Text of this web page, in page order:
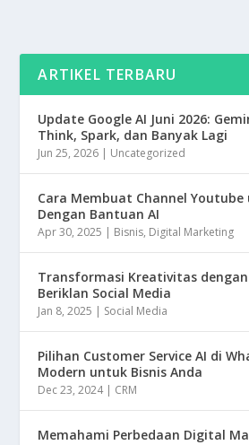
ARTIKEL TERBARU
Update Google AI Juni 2026:
Think, Spark, dan Banyak Lagi
Jun 25, 2026 | Uncategorized
Cara Membuat Channel Youtube
Dengan Bantuan AI
Apr 30, 2025 | Bisnis, Digital Marketing
Transformasi Kreativitas
Beriklan Social Media
Jan 8, 2025 | Social Media
Pilihan Customer Service AI di
Modern untuk Bisnis Anda
Dec 23, 2024| CRM
Memahami Perbedaan Digital